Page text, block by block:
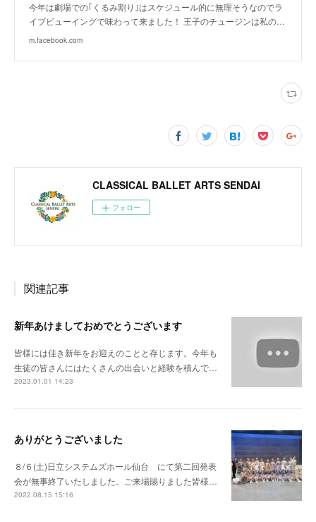
今年は劇場での｢くるみ割り｣はスケジュール的に無理そうなのでラ
イブビューイングで味わって来ました！ 王子のチュージンは私の…
m.facebook.com
CLASSICAL BALLET ARTS SENDAI
フォロー
関連記事
新年あけましておめでとうございます
皆様には佳き新年をお迎えのことと存じます。今年も
生徒の皆さんにはたくさんの出会いと経験を積んで…
2023.01.01 14:23
ありがとうございました
８/６(土)日立システムズホール仙台 にて第二回発表
会が無事終了いたしました。ご来場賜りました皆様…
2022.08.15 15:16